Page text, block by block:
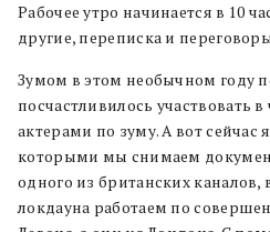
Рабочее утро начинается в 10
другие, переписка и
Зумом в этом необычном году
посчастливилось участвовать
актерами по зуму. А вот сейчас
которыми мы снимаем
одного из британских
локдауна работаем по